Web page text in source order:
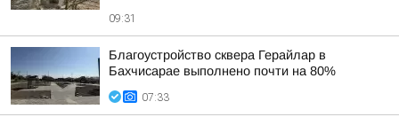
09:31
Благоустройство сквера Герайлар в
Бахчисарае выполнено почти на 80%
07:33